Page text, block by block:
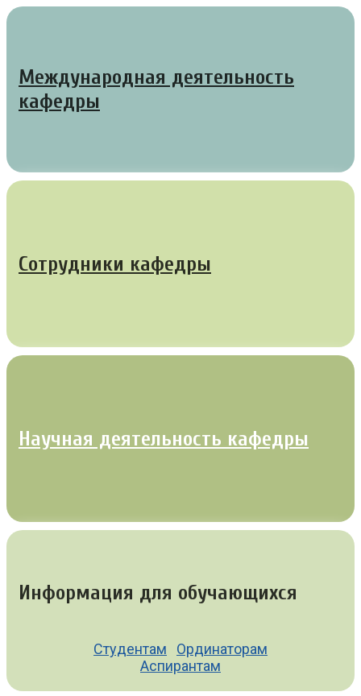
Международная деятельность
кафедры
Сотрудники кафедры
Научная деятельность кафедры
Информация для обучающихся
Студентам
Ординаторам
Аспирантам